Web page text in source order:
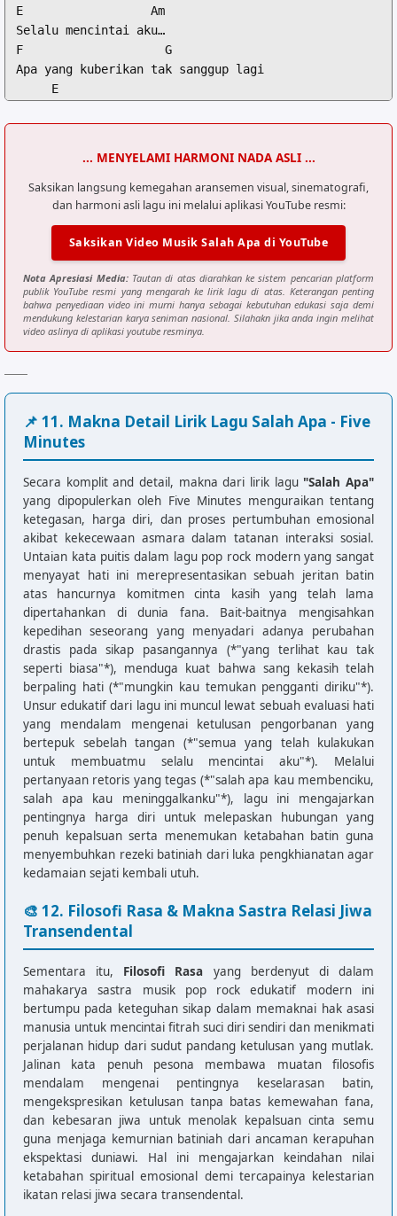
E                  Am
Selalu mencintai aku…
F                    G
Apa yang kuberikan tak sanggup lagi
     E
Am            F
Salah apa kau membenciku
C             G
Salah apa kau meninggalkanku
Am            F           C    G
Andai kau tau kau inginkan aku...
[Verse 2]
Am               F
Yang terlihat kau tak seperti biasa
[Bridge]
F                G
Semua yang telah kulakukan untuk membuatmu
E                  Am
Selalu mencintai aku…
F                    G
Apa yang kuberikan tak sanggup lagi
     E
Bila ku tetap milikku
[Chorus]
Am            F
Salah apa kau membenciku
C             G
Salah apa kau meninggalkanku
Am            F              C   G
Andai ku tau kau tak inginkan aku
Salah apa kau membenciku
C             G
Salah apa kau meninggalkanku
Am            F              C   G
Andai ku tau kau tak inginkan aku
[Outro]
Am  F  C  G  Am
... MENYELAMI HARMONI NADA ASLI ...
Saksikan langsung kemegahan aransemen visual, sinematografi,
dan harmoni asli lagu ini melalui aplikasi YouTube resmi:
Saksikan Video Musik Salah Apa di YouTube
Nota Apresiasi Media:Tautan di atas diarahkan ke sistem pencarian platform
publik YouTube resmi yang mengarah ke lirik lagu di atas. Keterangan penting
bahwa penyediaan video ini murni hanya sebagai kebutuhan edukasi saja demi
mendukung kelestarian karya seniman nasional. Silahakn jika anda ingin melihat
video aslinya di aplikasi youtube resminya.
📌 11. Makna Detail Lirik Lagu Salah Apa - Five
Minutes
Secara komplit and detail, makna dari lirik lagu "Salah Apa"
yang dipopulerkan oleh Five Minutes menguraikan tentang
ketegasan, harga diri, dan proses pertumbuhan emosional
akibat kekecewaan asmara dalam tatanan interaksi sosial.
Untaian kata puitis dalam lagu pop rock modern yang sangat
menyayat hati ini merepresentasikan sebuah jeritan batin
atas hancurnya komitmen cinta kasih yang telah lama
dipertahankan di dunia fana. Bait-baitnya mengisahkan
kepedihan seseorang yang menyadari adanya perubahan
drastis pada sikap pasangannya (*"yang terlihat kau tak
seperti biasa"*), menduga kuat bahwa sang kekasih telah
berpaling hati (*"mungkin kau temukan pengganti diriku"*).
Unsur edukatif dari lagu ini muncul lewat sebuah evaluasi hati
yang mendalam mengenai ketulusan pengorbanan yang
bertepuk sebelah tangan (*"semua yang telah kulakukan
untuk membuatmu selalu mencintai aku"*). Melalui
pertanyaan retoris yang tegas (*"salah apa kau membenciku,
salah apa kau meninggalkanku"*), lagu ini mengajarkan
pentingnya harga diri untuk melepaskan hubungan yang
penuh kepalsuan serta menemukan ketabahan batin guna
menyembuhkan rezeki batiniah dari luka pengkhianatan agar
kedamaian sejati kembali utuh.
🎨 12. Filosofi Rasa & Makna Sastra Relasi Jiwa
Transendental
Sementara itu, Filosofi Rasa yang berdenyut di dalam
mahakarya sastra musik pop rock edukatif modern ini
bertumpu pada keteguhan sikap dalam memaknai hak asasi
manusia untuk mencintai fitrah suci diri sendiri dan menikmati
perjalanan hidup dari sudut pandang ketulusan yang mutlak.
Jalinan kata penuh pesona membawa muatan filosofis
mendalam mengenai pentingnya keselarasan batin,
mengekspresikan ketulusan tanpa batas kemewahan fana,
dan kebesaran jiwa untuk menolak kepalsuan cinta semu
guna menjaga kemurnian batiniah dari ancaman kerapuhan
ekspektasi duniawi. Hal ini mengajarkan keindahan nilai
ketabahan spiritual emosional demi tercapainya kelestarian
ikatan relasi jiwa secara transendental.